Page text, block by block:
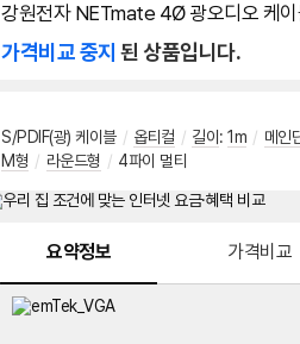
강원전자 NETmate 4Ø 광오디오 케
가격비교 중지 된 상품입니다.
S/PDIF(광) 케이블 / 옵티컬 / 길이 : 1m / 메인
M형 / 라운드형 / 4파이 멀티
요약정보 가격비교